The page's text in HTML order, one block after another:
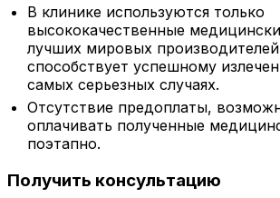
В клинике используются только
высококачественные
лучших мировых
способствует успешному
самых серьезных случаях.
Отсутствие предоплаты,
оплачивать полученные
поэтапно.
Получить консультацию